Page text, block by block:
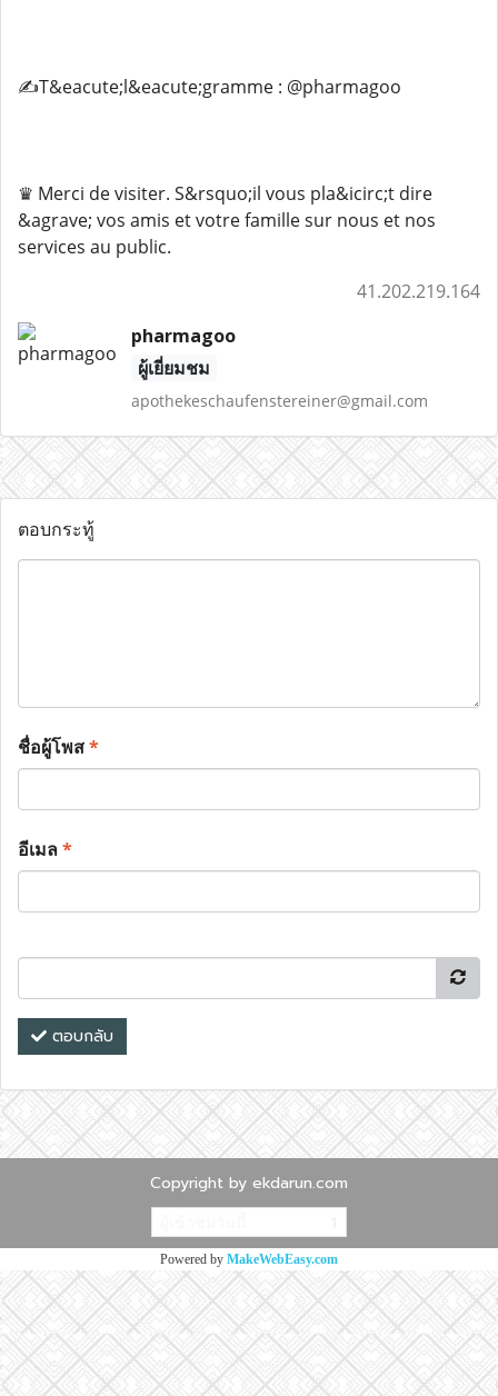
✍️T&eacute;l&eacute;gramme : @pharmagoo
♛ Merci de visiter. S&rsquo;il vous pla&icirc;t dire
&agrave; vos amis et votre famille sur nous et nos
services au public.
41.202.219.164
pharmagoo
ผู้เยี่ยมชม
apothekeschaufenstereiner@gmail.com
ตอบกระทู้
ชื่อผู้โพส*
อีเมล*
ตอบกลับ
Copyright by ekdarun.com
Powered by MakeWebEasy.com